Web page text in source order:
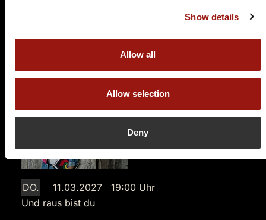
Show details
Allow all
Allow selection
Deny
Tickets kaufen
DO.
11.03.2027 19:00 Uhr
Und raus bist du